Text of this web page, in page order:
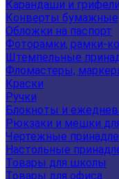
Карандаши и грифели
Конверты бумажные
Обложки на паспорт
Фоторамки, рамки-
Штемпельные
Фломастеры,
Краски
Ручки
Блокноты и
Рюкзаки и мешки
Чертежные
Настольные
Товары для школы
Товары для офиса